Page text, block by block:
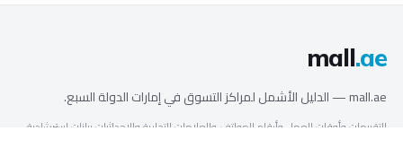
mall.ae
mall.ae — الدليل الأشمل لمراكز التسوق في إمارات الدولة السبع.
التقييمات وأوقات العمل وأرقام الهواتف والعلامات التجارية والإحداثيات بيانات استرشادية